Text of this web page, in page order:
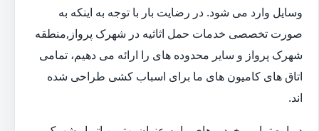
وسایل وارد می شود. در رضایت بار با توجه به اینکه به
صورت تخصصی خدمات حمل اثاثیه در شهرک پرواز,منطقه
شهرک پرواز و سایر محدوده های را ارائه می دهیم، تمامی
اتاق های کامیون های ما برای اسباب کشی طراحی شده
اند.